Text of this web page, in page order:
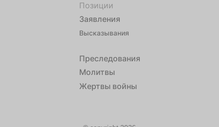
Позиции
Заявления
Высказывания
Преследования
Молитвы
Жертвы войны